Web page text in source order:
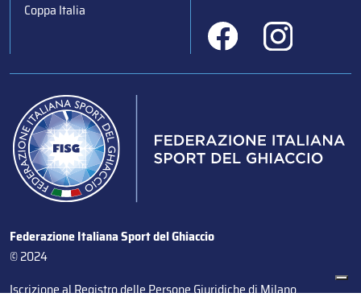
Coppa Italia
Federazione Italiana Sport del Ghiaccio
© 2024
Iscrizione al Registro delle Persone Giuridiche di Milano